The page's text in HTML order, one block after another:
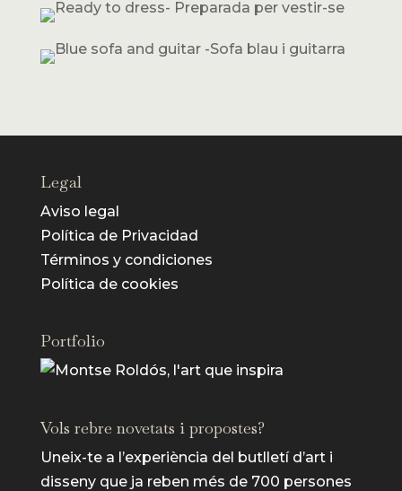
Legal
Aviso legal
Política de Privacidad
Términos y condiciones
Política de cookies
Portfolio
Vols rebre novetats i propostes?
Uneix-te a l’experiència del butlletí d’art i
disseny que ja reben més de 700 persones